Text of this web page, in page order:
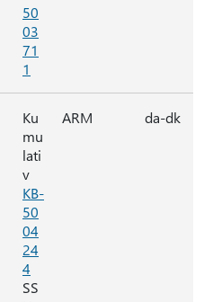
50
03
71
1
Ku
mu
lati
v
KB-
50
04
24
4
SS
ARM da-dk